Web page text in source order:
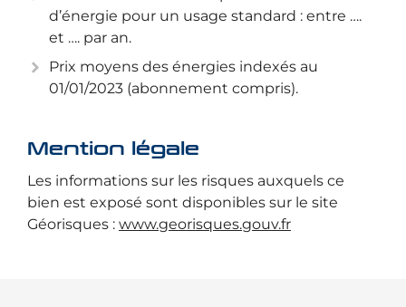
d’énergie pour un usage standard : entre ….
et …. par an.
Prix moyens des énergies indexés au
01/01/2023 (abonnement compris).
Mention légale
Les informations sur les risques auxquels ce
bien est exposé sont disponibles sur le site
Géorisques : www.georisques.gouv.fr